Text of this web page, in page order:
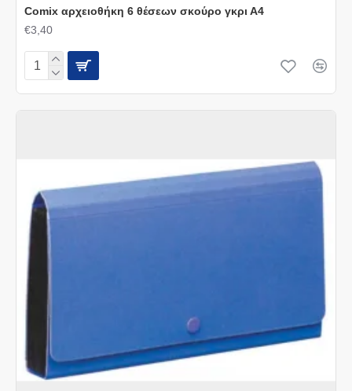
Comix αρχειοθήκη 6 θέσεων σκούρο γκρι Α4
€3,40